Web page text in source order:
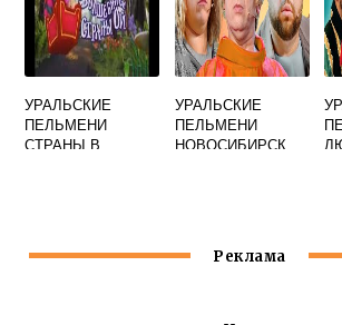
УРАЛЬСКИЕ
ПЕЛЬМЕНИ
СТРАНЫ В
УРАЛЬСКИЕ
ПЕЛЬМЕНИ
НОВОСИБИРСК
Реклама